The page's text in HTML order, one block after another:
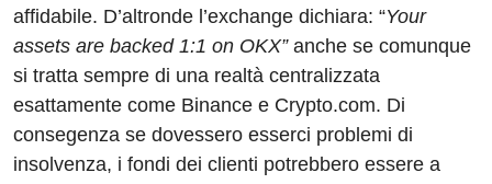
affidabile. D’altronde l’exchange dichiara: “Your
assets are backed 1:1 on OKX”anche se comunque
si tratta sempre di una realtà centralizzata
esattamente come Binance e Crypto.com. Di
consegenza se dovessero esserci problemi di
insolvenza, i fondi dei clienti potrebbero essere a